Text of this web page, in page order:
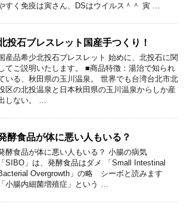
すく免疫は寅さん、DSはウイルス＾＾ 寅 …
投石ブレスレット国産手つくり！
産品希少北投石ブレスレット 始めに、北投石に関
てご説明いたします。 ■商品特徴：湯治で知られ
いる、秋田県の玉川温泉。 世界でも台湾台北市北
区の北投温泉と日本秋田県の玉川温泉からしか産
しない。 …
酵食品が体に悪い人もいる？
酵食品が体に悪い人もいる？ 小腸の病気
「SIBO」は、発酵食品はダメ 「Small Intestinal
Overgrowth」の略 シーボと読みます
「小腸内細菌増殖症」という …